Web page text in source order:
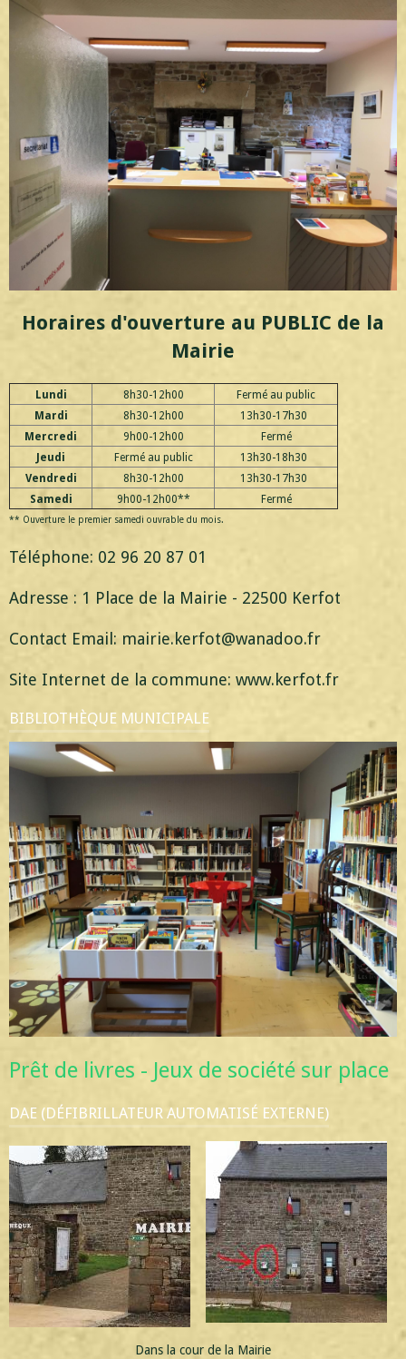
Horaires d'ouverture au PUBLIC de la
Mairie
Lundi 8h30-12h00
Fermé au public
Mardi
8h30-12h00
13h30-17h30
Mercredi
9h00-12h00
Fermé
Jeudi
Fermé au public
13h30-18h30
Vendredi
8h30-12h00
13h30-17h30
Samedi
9h00-12h00** Fermé
** Ouverture le premier samedi ouvrable du mois.
Téléphone: 02 96 20 87 01
Adresse : 1 Place de la Mairie - 22500 Kerfot
Contact Email: mairie.kerfot@wanadoo.fr
Site Internet de la commune: www.kerfot.fr
BIBLIOTHÈQUE MUNICIPALE
Prêt de livres - Jeux de société sur place
DAE (DÉFIBRILLATEUR AUTOMATISÉ EXTERNE)
Dans la cour de la Mairie